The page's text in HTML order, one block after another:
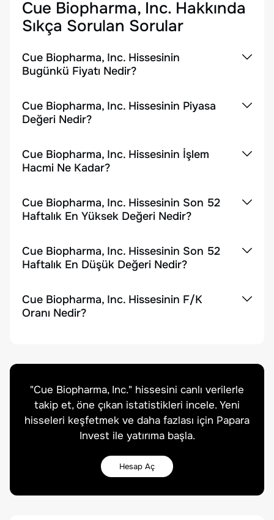
Cue Biopharma, Inc. Hakkında
Sıkça Sorulan Sorular
Cue Biopharma, Inc. Hissesinin
Bugünkü Fiyatı Nedir?
Cue Biopharma, Inc. Hissesinin Piyasa
Değeri Nedir?
Cue Biopharma, Inc. Hissesinin İşlem
Hacmi Ne Kadar?
Cue Biopharma, Inc. Hissesinin Son 52
Haftalık En Yüksek Değeri Nedir?
Cue Biopharma, Inc. Hissesinin Son 52
Haftalık En Düşük Değeri Nedir?
Cue Biopharma, Inc. Hissesinin F/K
Oranı Nedir?
"Cue Biopharma, Inc." hissesini canlı verilerle
takip et, öne çıkan istatistikleri incele. Yeni
hisseleri keşfetmek ve daha fazlası için Papara
Invest ile yatırıma başla.
Hesap Aç